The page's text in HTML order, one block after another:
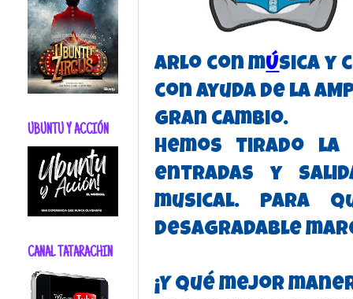
arlo con mÚsica y
con ayuda de la
gran cambio.
Hemos tirado
entradas y
musical. Para
desagradable
¡Y qué mejor
UBUNTU Y ACCIÓN
CANAL TATARACHIN